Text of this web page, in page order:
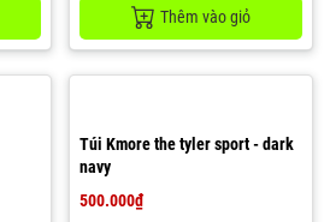
Thêm vào giỏ
Túi Kmore the tyler sport - dark
navy
500.000₫